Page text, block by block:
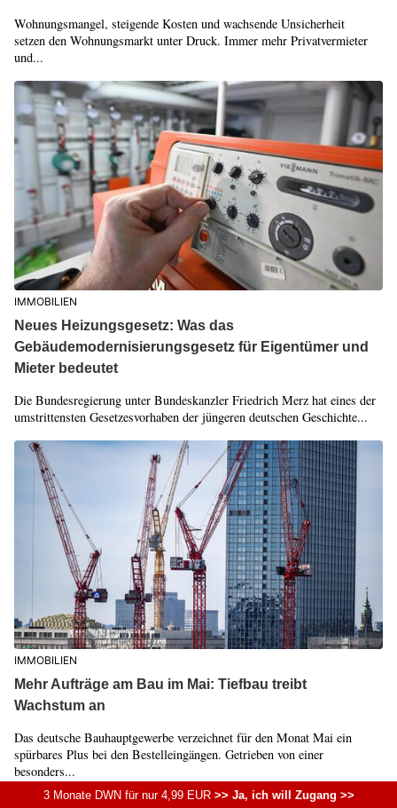
Wohnungsmangel, steigende Kosten und wachsende Unsicherheit
setzen den Wohnungsmarkt unter Druck. Immer mehr Privatvermieter
und...
IMMOBILIEN
Neues Heizungsgesetz: Was das
Gebäudemodernisierungsgesetz für Eigentümer und
Mieter bedeutet
Die Bundesregierung unter Bundeskanzler Friedrich Merz hat eines der
umstrittensten Gesetzesvorhaben der jüngeren deutschen Geschichte...
IMMOBILIEN
Mehr Aufträge am Bau im Mai: Tiefbau treibt
Wachstum an
Das deutsche Bauhauptgewerbe verzeichnet für den Monat Mai ein
spürbares Plus bei den Bestelleingängen. Getrieben von einer
besonders...
3 Monate DWN für nur 4,99 EUR>> Ja, ich will Zugang >>